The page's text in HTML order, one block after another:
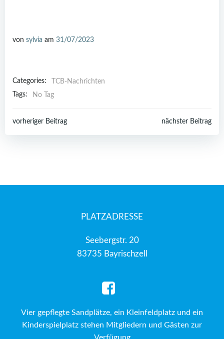
von sylvia am 31/07/2023
Categories:
TCB-Nachrichten
Tags:
No Tag
Post
vorheriger Beitrag nächster Beitrag
PLATZADRESSE
Seebergstr. 20
83735 Bayrischzell
Vier gepflegte Sandplätze, ein Kleinfeldplatz und ein
Kinderspielplatz stehen Mitgliedern und Gästen zur